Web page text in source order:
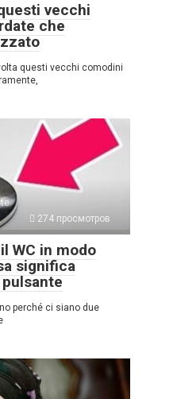
vecchi
che
questi vecchi comodini
274 просмотров
WC in modo
significa
perché ci siano due